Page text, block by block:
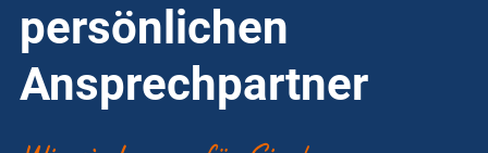
persönlichen
Ansprechpartner